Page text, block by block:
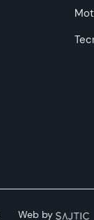
Web by